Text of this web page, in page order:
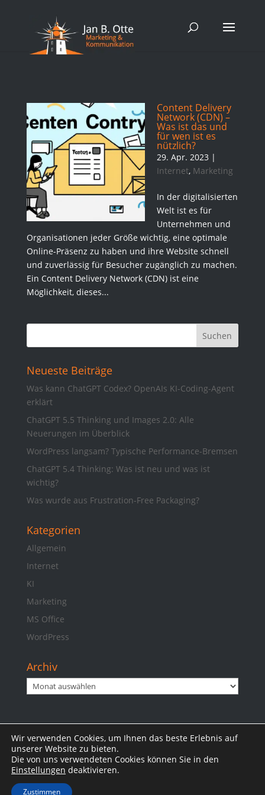
Content Delivery
Network (CDN) –
Was ist das und
für wen ist es
nützlich?
29. Apr. 2023|
Internet, Marketing
In der digitalisierten
Welt ist es für
Unternehmen und
Organisationen jeder Größe wichtig, eine optimale
Online-Präsenz zu haben und ihre Website schnell
und zuverlässig für Besucher zugänglich zu machen.
Ein Content Delivery Network (CDN) ist eine
Möglichkeit, dieses...
Neueste Beiträge
Was kann ChatGPT Codex? OpenAIs KI-Coding-Agent
erklärt
ChatGPT 5.5 Thinking und Images 2.0: Alle
Neuerungen im Überblick
WordPress langsam? Typische Performance-Bremsen
ChatGPT 5.4 Thinking: Was ist neu und was ist
wichtig?
Was wurde aus Frustration-Free Packaging?
Kategorien
Allgemein
Internet
KI
Marketing
MS Office
WordPress
Archiv
Archiv
Impressum Datenschutzerklärung
Wir verwenden Cookies, um Ihnen das beste Erlebnis auf
unserer Website zu bieten.
Die von uns verwendeten Cookies können Sie in den
Einstellungen deaktivieren.
Zustimmen